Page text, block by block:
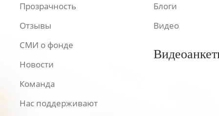
Прозрачность
Отзывы
СМИ о фонде
Новости
Команда
Нас поддерживают
Блоги
Видео